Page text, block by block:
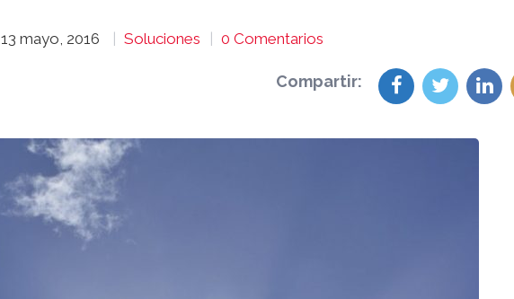
13 mayo, 2016 Soluciones 0 Comentarios
Compartir: